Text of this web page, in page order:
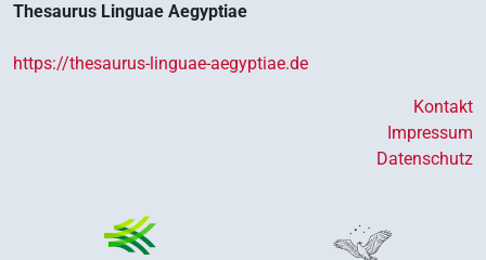
Thesaurus Linguae Aegyptiae
https://thesaurus-linguae-aegyptiae.de
Kontakt
Impressum
Datenschutz